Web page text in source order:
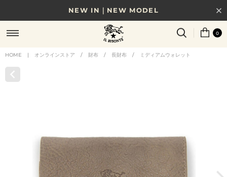
NEW IN｜NEW MODEL
8/17(月)10時まで｜税込11,000円以上で送料無料
贈る相手やシーンから選べる、新しいギフトガイド
0
HOME | オンラインストア / 財布 / 長財布 / ミディアムウォレット